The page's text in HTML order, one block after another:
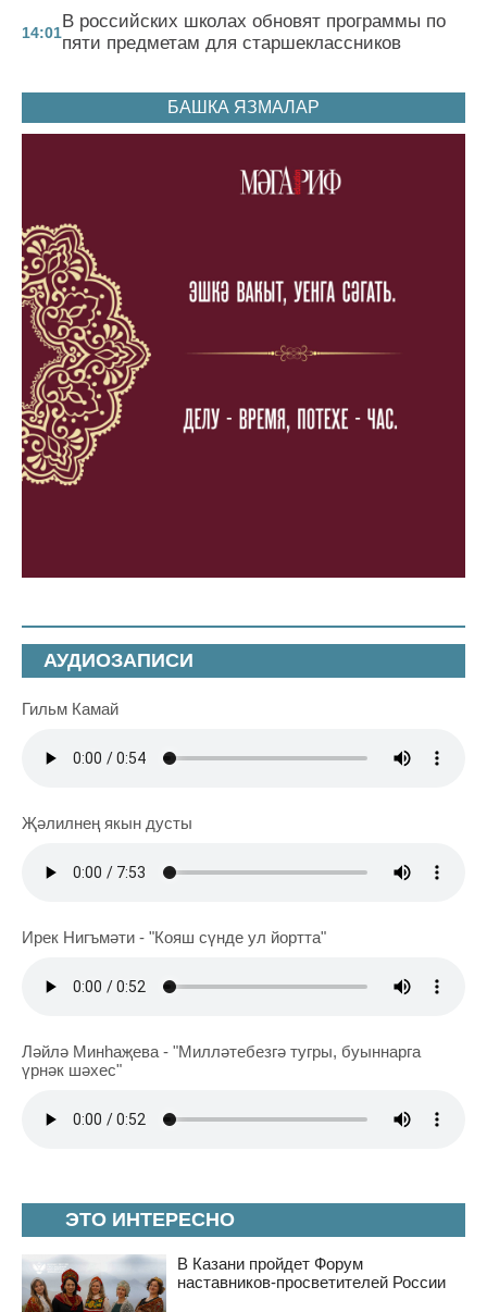
14:01
В российских школах обновят программы по
пяти предметам для старшеклассников
БАШКА ЯЗМАЛАР
ЭТО ИНТЕРЕСНО
В Казани пройдет Форум
наставников-просветителей России
АУДИОЗАПИСИ
Гильм Камай
Җәлилнең якын дусты
Ирек Нигъмәти - "Кояш сүнде ул йортта"
Ләйлә Минһаҗева - "Милләтебезгә тугры, буыннарга
үрнәк шәхес"